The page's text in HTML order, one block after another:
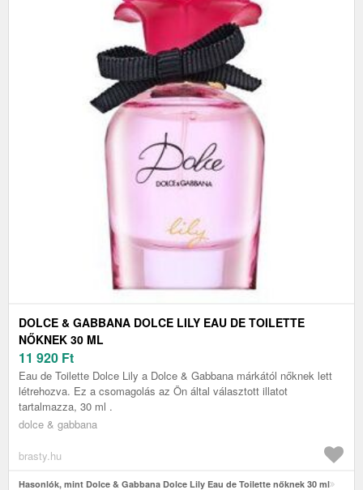
DOLCE & GABBANA DOLCE LILY EAU DE TOILETTE
NŐKNEK 30 ML
11 920 Ft
Eau de Toilette Dolce Lily a Dolce & Gabbana márkától nőknek lett
létrehozva. Ez a csomagolás az Ön által választott illatot
tartalmazza, 30 ml .
dolce & gabbana
brasty.hu
Hasonlók, mint Dolce & Gabbana Dolce Lily Eau de Toilette nőknek 30 ml